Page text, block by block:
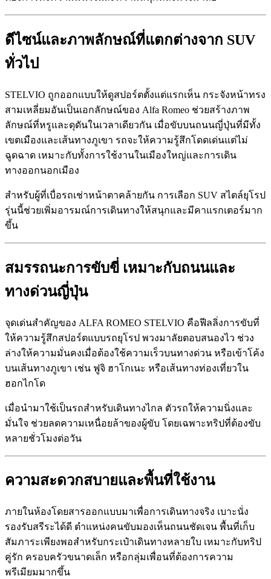
ดีไซน์และภาพลักษณ์ที่แตกต่างจาก SUV
ทั่วไป
STELVIO ถูกออกแบบให้ดูสปอร์ตตั้งแต่แรกเห็น กระจังหน้าทรง
สามเหลี่ยมอันเป็นเอกลักษณ์ของ Alfa Romeo ช่วยสร้างภาพ
ลักษณ์ที่หรูและดุดันในเวลาเดียวกัน เมื่อขับบนถนนญี่ปุ่นที่มีทั้ง
เขตเมืองและเส้นทางภูเขา รถจะให้ความรู้สึกโดดเด่นแต่ไม่
ฉูดฉาด เหมาะกับทั้งการใช้งานในเมืองใหญ่และการเดิน
ทางออกนอกเมือง
สำหรับผู้ที่เบื่อรถเช่าหน้าตาคล้ายกัน การเลือก SUV สไตล์ยุโรป
รุ่นนี้ช่วยเพิ่มอารมณ์การเดินทางให้สนุกและมีคาแรกเตอร์มาก
ขึ้น
สมรรถนะการขับขี่ เหมาะกับถนนและ
ทางด่วนญี่ปุ่น
จุดเด่นสำคัญของ ALFA ROMEO STELVIO คือฟีลลิ่งการขับที่
ให้ความรู้สึกสปอร์ตแบบรถยุโรป พวงมาลัยตอบสนองไว ช่วง
ล่างให้ความมั่นคงเมื่อต้องใช้ความเร็วบนทางด่วน หรือเข้าโค้ง
บนเส้นทางภูเขา เช่น ฟูจิ ฮาโกเนะ หรือเส้นทางท่องเที่ยวใน
ฮอกไกโด
เมื่อนำมาใช้เป็นรถสำหรับเดินทางไกล ตัวรถให้ความนิ่งและ
มั่นใจ ช่วยลดความเหนื่อยล้าของผู้ขับ โดยเฉพาะทริปที่ต้องขับ
หลายชั่วโมงต่อวัน
ความสะดวกสบายและพื้นที่ใช้งาน
ภายในห้องโดยสารออกแบบมาเพื่อการเดินทางจริง เบาะนั่ง
รองรับสรีระได้ดี ตำแหน่งคนขับมองเห็นถนนชัดเจน พื้นที่เก็บ
สัมภาระเพียงพอสำหรับกระเป๋าเดินทางหลายใบ เหมาะกับทริป
คู่รัก ครอบครัวขนาดเล็ก หรือกลุ่มเพื่อนที่ต้องการความ
พรีเมียมมากขึ้น